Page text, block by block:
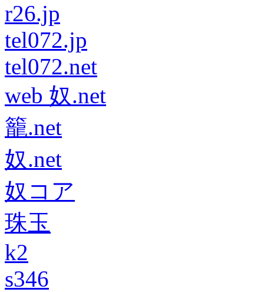
r26.jp
tel072.jp
tel072.net
web 奴.net
籠.net
奴.net
奴コア
珠玉
k2
s346